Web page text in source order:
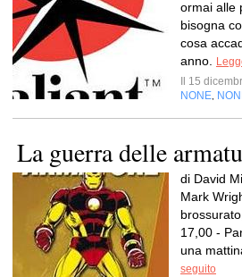
ormai alle
bisogna
cosa
anno.
Il 15
NONE
La guerra delle
di David
Mark
17,00 -
una
seguito